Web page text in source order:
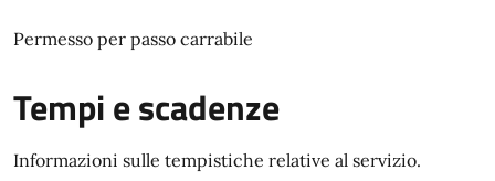
Permesso per passo carrabile
Tempi e scadenze
Informazioni sulle tempistiche relative al servizio.